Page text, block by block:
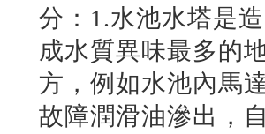
分：1.水池水塔是造
成水質異味最多的
方，例如水池內馬達
故障潤滑油滲出，自